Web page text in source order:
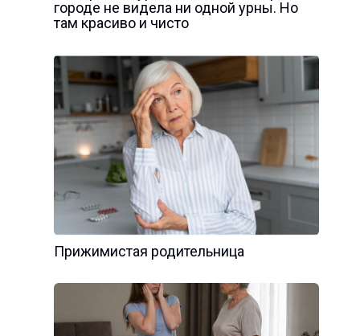
городе не видела ни одной урны. Но
там красиво и чисто
Прижимистая родительница